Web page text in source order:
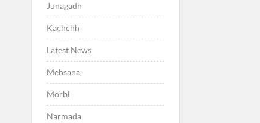
Junagadh
Kachchh
Latest News
Mehsana
Morbi
Narmada